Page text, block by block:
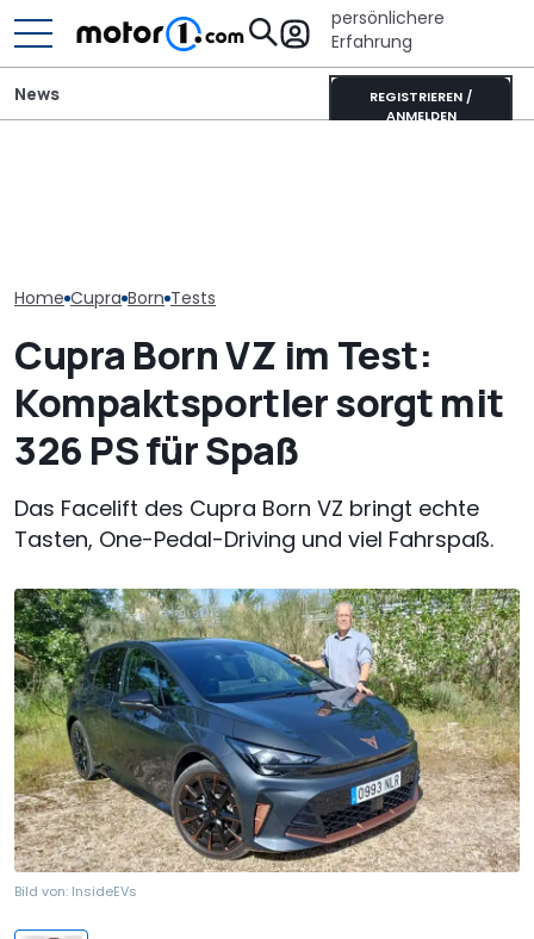
persönlichere
Erfahrung
REGISTRIEREN /
ANMELDEN
News
Home Cupra Born Tests
Cupra Born VZ im Test:
Kompaktsportler sorgt mit
326 PS für Spaß
Das Facelift des Cupra Born VZ bringt echte
Tasten, One-Pedal-Driving und viel Fahrspaß.
Bild von: InsideEVs